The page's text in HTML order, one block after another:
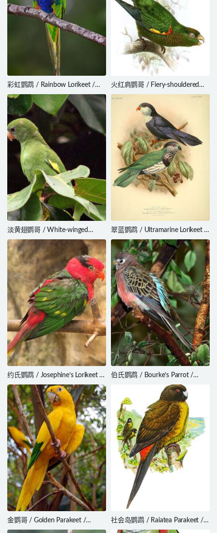
彩虹鹦鹉 / Rainbow Lorikeet /
Trichoglossus moluccanus
火红肩鹦哥 / Fiery-shouldered
Parakeet / Pyrrhura egregia
淡黄翅鹦哥 / White-winged
Parakeet / Brotogeris versicolurus
翠蓝鹦鹉 / Ultramarine Lorikeet /
Vini ultramarina
约氏鹦鹉 / Josephine’s Lorikeet /
Charmosyna josefinae
伯氏鹦鹉 / Bourke’s Parrot /
Neopsephotus bourkii
金鹦哥 / Golden Parakeet /
Guaruba guarouba
社会岛鹦鹉 / Raiatea Parakeet /
Cyanoramphus ulietanus